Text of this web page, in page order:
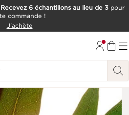
6 échantillons au lieu de 3 pour
commande !
J'achète